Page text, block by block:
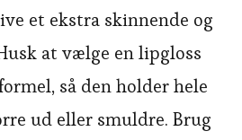
et ekstra skinnende og
at vælge en lipgloss
så den holder hele
ud eller smuldre. Brug